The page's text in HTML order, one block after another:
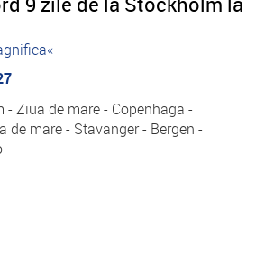
- Ziua de mare - Copenhaga -
de mare - Stavanger - Bergen -